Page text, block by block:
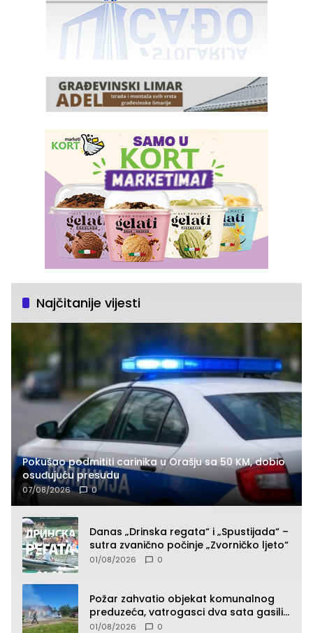
Najčitanije vijesti
Pokušao podmititi carinika u Orašju sa 50 KM, dobio
osuđujuću presudu
07/08/2026 0
Danas „Drinska regata“ i „Spustijada“ –
sutra zvanično počinje „Zvorničko ljeto“
01/08/2026 0
Požar zahvatio objekat komunalnog
preduzeća, vatrogasci dva sata gasili
vatru (FOTO)
01/08/2026 0